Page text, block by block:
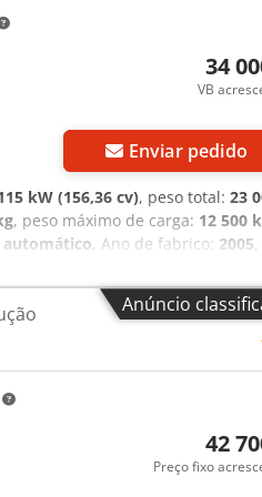
34
VB
Enviar pedido
kW (156,36 cv), peso total: 23
, peso máximo de carga: 12 500
automático, Ano de fabrico: 2005,
do gripper, lança ajustável
2005. Um garra pode ser
331 Número de identificação do
no eixo dianteiro: 11.700 kg Carga
do motor: 115 kW Peso
envie-nos uma
vídeos e mais fotos mediante
Anúncio
42
Preço fixo